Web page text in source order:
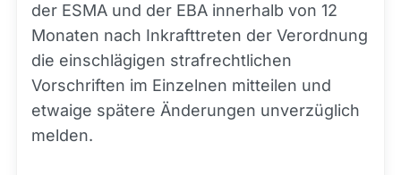
der ESMA und der EBA innerhalb von 12
Monaten nach Inkrafttreten der Verordnung
die einschlägigen strafrechtlichen
Vorschriften im Einzelnen mitteilen und
etwaige spätere Änderungen unverzüglich
melden.